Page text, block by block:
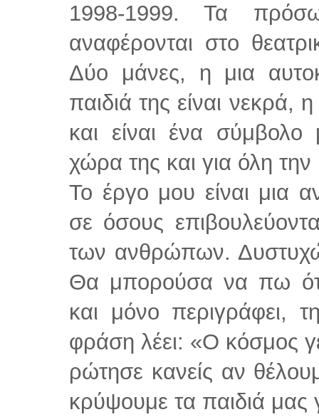
1998-1999. Τα
αναφέρονται στο
Δύο μάνες, η μια
παιδιά της είναι
και είναι ένα
χώρα της και για όλη
Το έργο μου είναι μια
σε όσους
των ανθρώπων. Δυστυχώς
Θα μπορούσα να πω
και μόνο περιγράφει,
φράση λέει: «Ο κόσμος
ρώτησε κανείς αν
κρύψουμε τα παιδιά